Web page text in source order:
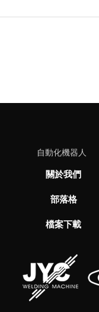
自動化機器人
關於我們
部落格
檔案下載